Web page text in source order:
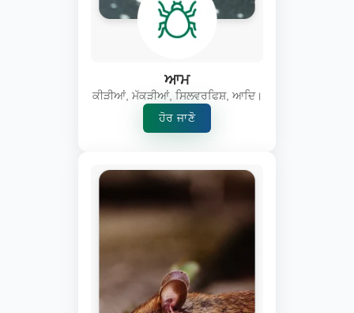
ਆਮ
ਕੀੜੀਆਂ, ਮੱਕੜੀਆਂ, ਸਿਲਵਰਫਿਸ਼, ਆਦਿ।
ਹੋਰ ਜਾਣੋ